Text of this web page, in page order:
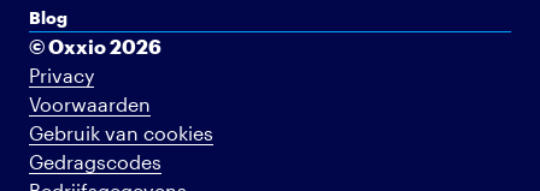
Blog
© Oxxio 2026
Privacy
Voorwaarden
Gebruik van cookies
Gedragscodes